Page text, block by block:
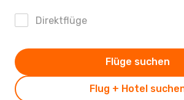
Direktflüge
Flug + Hotel
Flüge suchen